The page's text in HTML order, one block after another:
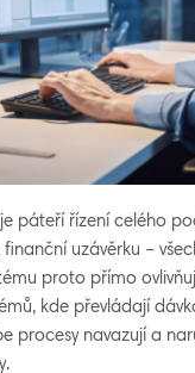
páteří řízení celého
uzávěrku –
proto přímo
kde převládají
procesy navazují a